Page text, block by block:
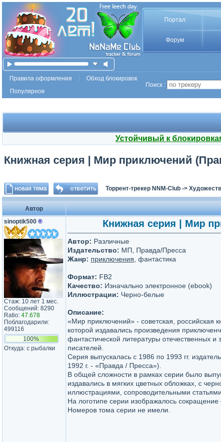
Портал
Форум
Правила оформления
Обход блокировок
Популярное
Поиск :
Устойчивый к
Книжная серия | Мир приключений
Торрент-трекер NNM-Club ->
Автор
sinoptik500 ®
Стаж: 10 лет 1 мес.
Сообщений: 8290
Ratio: 47.678
Поблагодарили:
499116
100%
Откуда: с рыбалки
Книжная серия | Мир
Автор: Различные
Издательство: МП, Правда/Пресса
Жанр: приключения , фантастика
Формат: FB2
Качество: Изначально электронное (ebook)
Иллюстрации: Черно-белые
Описание:
«Мир приключений» - советская, российская
которой издавались произведения
фантастической литературы отечественных и
писателей.
Серия выпускалась с 1986 по 1993 гг.
1992 г. - «Правда / Пресса»).
В общей сложности в рамках серии было
издавались в мягких цветных обложках, с
иллюстрациями, сопроводительными
На логотипе серии изображалось
Номеров тома серии не имели.